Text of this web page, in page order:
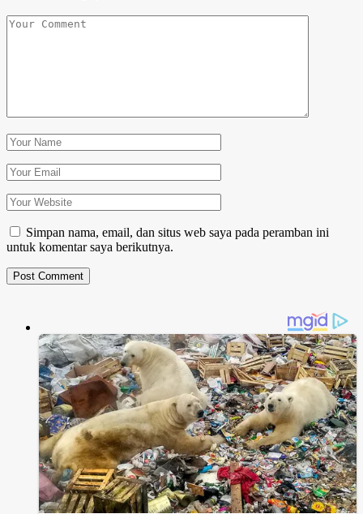
Simpan nama, email, dan situs web saya pada peramban ini
untuk komentar saya berikutnya.